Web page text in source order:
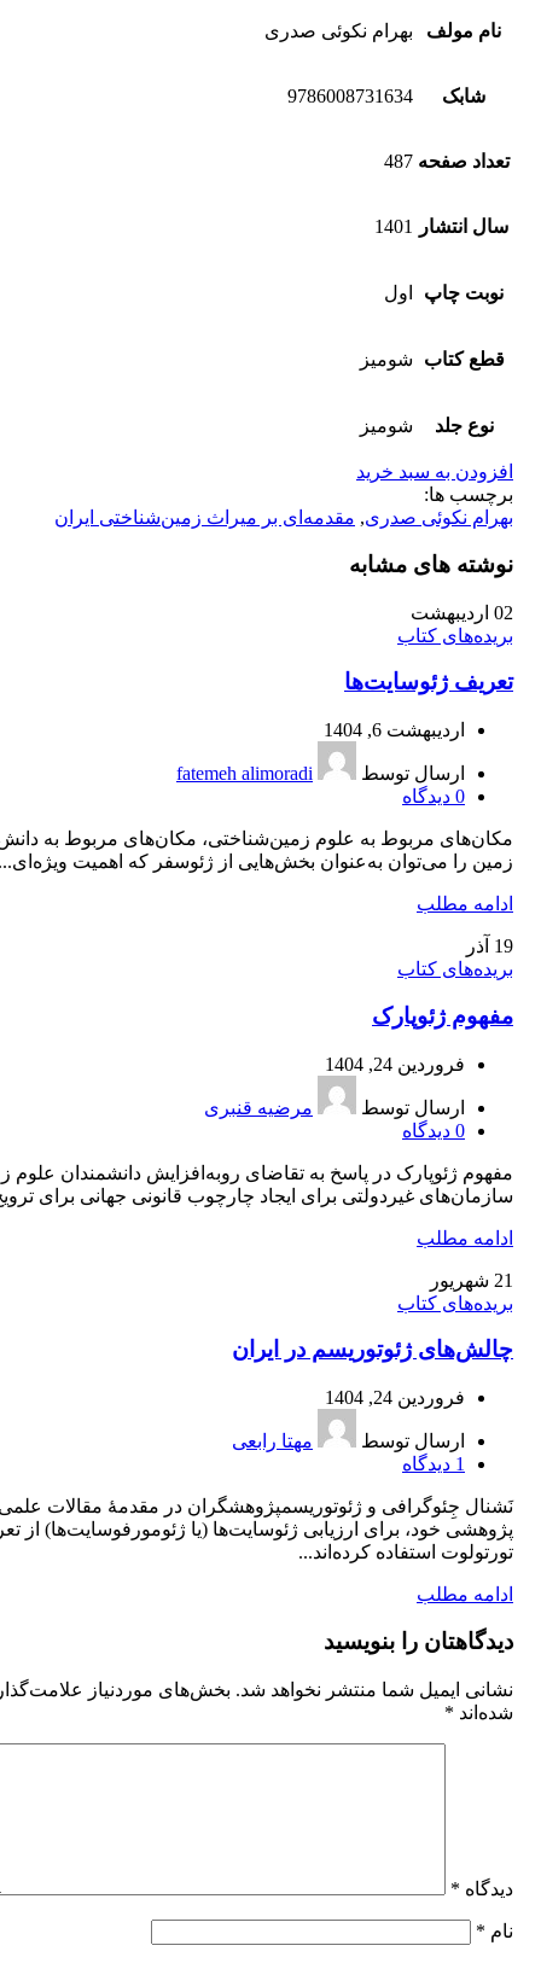
نام مولف بهرام نکوئی صدری
شابک 9786008731634
تعداد صفحه 487
سال انتشار 1401
نوبت چاپ اول
قطع کتاب شومیز
نوع جلد شومیز
افزودن به سبد خرید
برچسب ها:
بهرام نکوئی صدری, مقدمه‌ای بر میراث زمین‌‌شناختی ایران
نوشته های مشابه
02 اردیبهشت
بریده‌های کتاب
تعریف ژئوسایت‌ها
اردیبهشت 6, 1404
ارسال توسط
fatemeh alimoradi
0 دیدگاه
مکان‌های مربوط به علوم زمین‌شناختی، مکان‌های مربوط به
زمین را می‌توان به‌عنوان بخش‌هایی از ژئوسفر که اهمیت
ادامه مطلب
19 آذر
بریده‌های کتاب
مفهوم ژئوپارک
فروردین 24, 1404
ارسال توسط
مرضیه قنبری
0 دیدگاه
مفهوم ژئوپارک در پاسخ به تقاضای روبه‌افزایش دانشمندان علوم
سازمان‌های غیردولتی برای ایجاد چارچوب قانونی جهانی برای
ادامه مطلب
21 شهریور
بریده‌های کتاب
چالش‌‌های ژئوتوریسم در ایران
فروردین 24, 1404
ارسال توسط
مهتا رابعی
1 دیدگاه
نَشنال جِئوگرافی و ژئوتوریسمپژوهشگران در مقدمۀ مقالات
پژوهشی خود، برای ارزیابی ژئوسایت‌ها (یا ژئومورفوسایت‌ها) از
تورتولوت استفاده کرده‌اند...
ادامه مطلب
دیدگاهتان را بنویسید
نشانی ایمیل شما منتشر نخواهد شد. بخش‌های موردنیاز
شده‌اند *
دیدگاه *
نام *